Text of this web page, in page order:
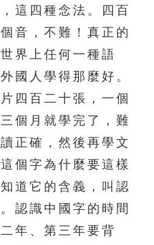
這四種念法。四百
音，不難！真正的
界上任何一種語
國人學得那麼好。
四百二十張，一個
個月就學完了，難
正確，然後再學文
個字為什麼要這樣
道它的含義，叫認
認識中國字的時間
年、第三年要背